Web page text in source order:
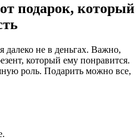
подарок, который
далеко не в деньгах. Важно,
который ему понравится.
роль. Подарить можно все,